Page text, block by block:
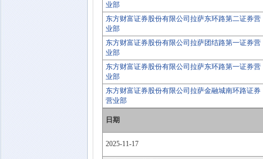
业部
东方财富证券股份有限公司拉萨东环路第二证券营
业部
东方财富证券股份有限公司拉萨团结路第一证券营
业部
东方财富证券股份有限公司拉萨东环路第一证券营
业部
东方财富证券股份有限公司拉萨金融城南环路证券
营业部
日期
2025-11-17